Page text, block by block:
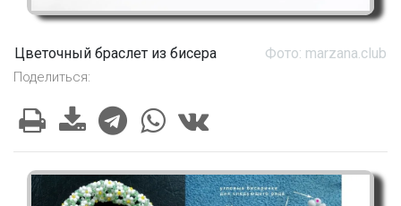
Цветочный браслет из бисера Фото: marzana.club
Поделиться: